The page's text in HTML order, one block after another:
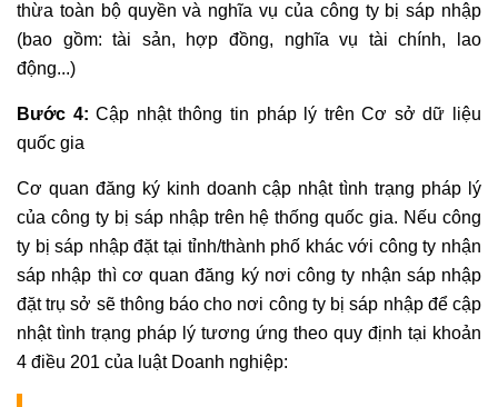
thừa toàn bộ quyền và nghĩa vụ của công ty bị sáp nhập
(bao gồm: tài sản, hợp đồng, nghĩa vụ tài chính, lao
động...)
Bước 4:Cập nhật thông tin pháp lý trên Cơ sở dữ liệu
quốc gia
Cơ quan đăng ký kinh doanh cập nhật tình trạng pháp lý
của công ty bị sáp nhập trên hệ thống quốc gia. Nếu công
ty bị sáp nhập đặt tại tỉnh/thành phố khác với công ty nhận
sáp nhập thì cơ quan đăng ký nơi công ty nhận sáp nhập
đặt trụ sở sẽ thông báo cho nơi công ty bị sáp nhập để cập
nhật tình trạng pháp lý tương ứng theo quy định tại khoản
4 điều 201 của luật Doanh nghiệp: